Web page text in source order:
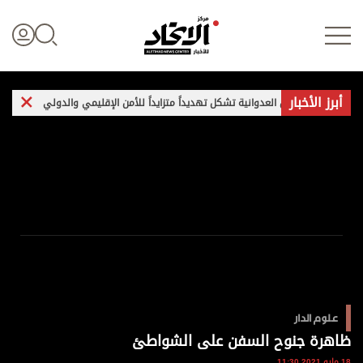
علوم الدار
الرياضة
أبرز الأخبار
إيران العدوانية تشكل تهديداً متزايداً للأمن الإقليمي والدولي غارات
علوم الدار
ظاهرة جنوح السفن على الشواطئ